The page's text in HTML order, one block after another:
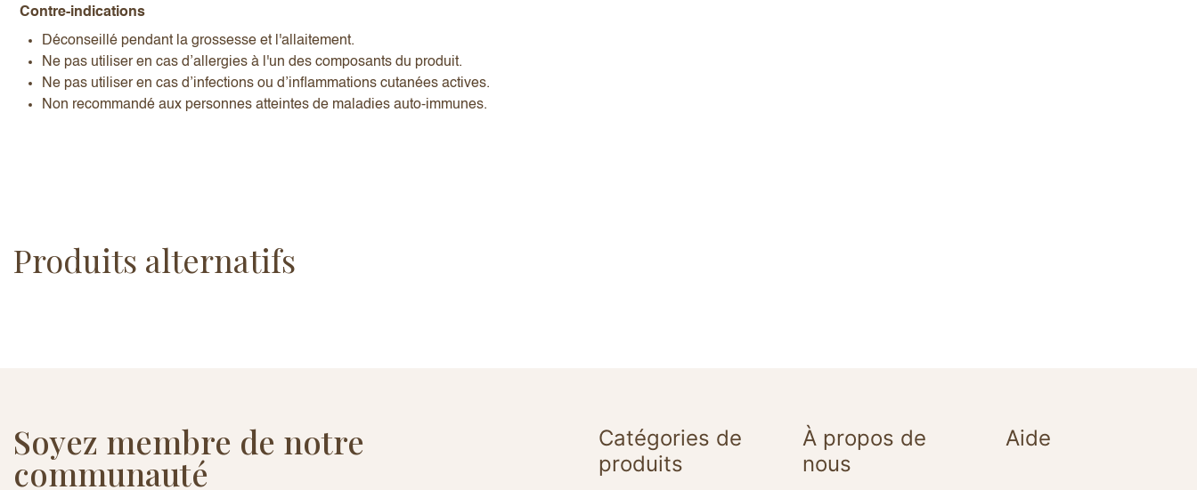
Contre-indications
Déconseillé pendant la grossesse et l'allaitement.
Ne pas utiliser en cas d’allergies à l'un des composants du produit.
Ne pas utiliser en cas d’infections ou d’inflammations cutanées actives.
Non recommandé aux personnes atteintes de maladies auto-immunes.
Produits alternatifs
Soyez membre de notre
communauté
Catégories de
produits
À propos de
nous
Aide